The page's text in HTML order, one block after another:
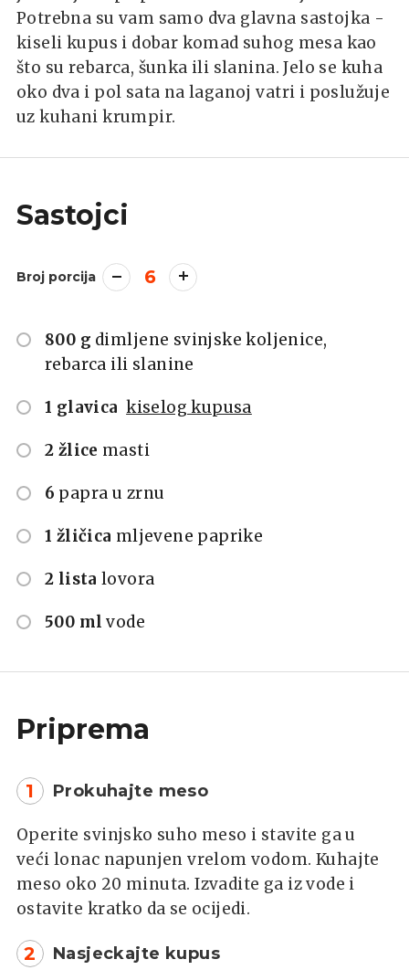
Potrebna su vam samo dva glavna sastojka -
kiseli kupus i dobar komad suhog mesa kao
što su rebarca, šunka ili slanina. Jelo se kuha
oko dva i pol sata na laganoj vatri i poslužuje
uz kuhani krumpir.
Sastojci
Broj porcija 6
800 g dimljene svinjske koljenice,
rebarca ili slanine
1 glavica kiselog kupusa
2 žlice masti
6 papra u zrnu
1 žličica mljevene paprike
2 lista lovora
500 ml vode
Priprema
1 Prokuhajte meso
Operite svinjsko suho meso i stavite ga u
veći lonac napunjen vrelom vodom. Kuhajte
meso oko 20 minuta. Izvadite ga iz vode i
ostavite kratko da se ocijedi.
2 Nasjeckajte kupus